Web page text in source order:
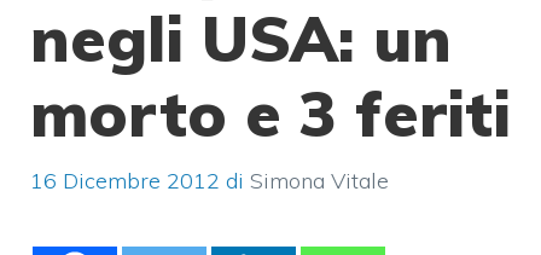
negli USA: un
morto e 3 feriti
16 Dicembre 2012 di Simona Vitale